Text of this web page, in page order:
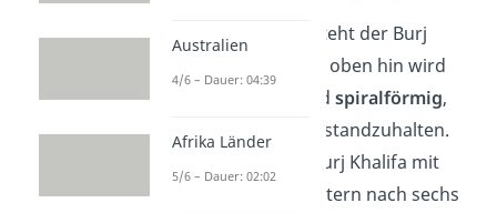
Ab dem 156. Stock besteht der Burj
. Nach oben hin wird
der Turm schmaler undspiralförmig,
um dem starken
standzuhalten.
war der Burj Khalifa mit
einer Höhe von 828 Metern nach sechs
Australien
4/6 – Dauer: 04:39
Afrika Länder
5/6 – Dauer: 02:02